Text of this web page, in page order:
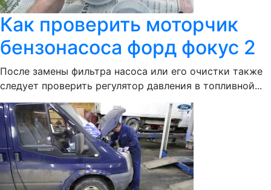
Как проверить моторчик
бензонасоса форд фокус 2
После замены фильтра насоса или его очистки также
следует проверить регулятор давления в топливной...